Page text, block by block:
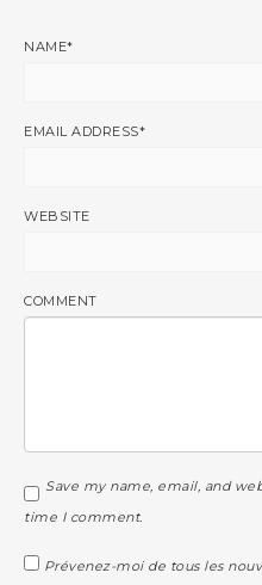
NAME*
EMAIL ADDRESS*
WEBSITE
COMMENT
Save my name, email, and
time I comment.
Prévenez-moi de tous les